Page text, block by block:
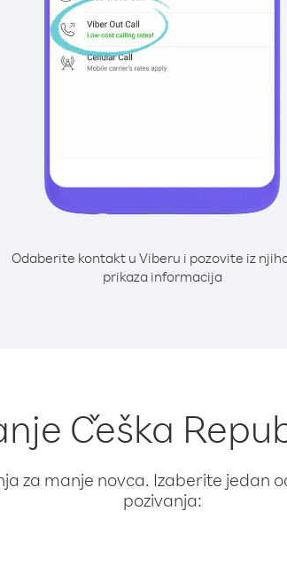
Odaberite kontakt u Viberu i pozovite iz
prikaza informacija
Češka
za manje novca. Izaberite jedan
pozivanja: